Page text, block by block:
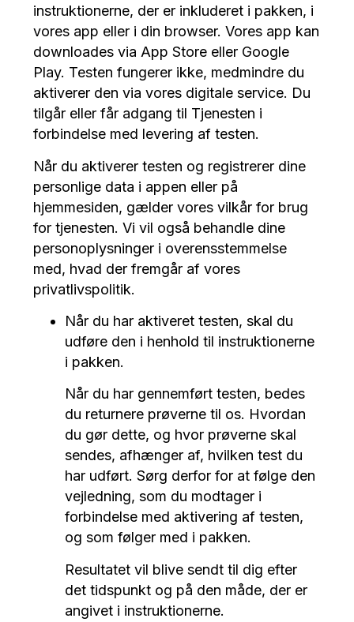
instruktionerne, der er inkluderet i pakken, i
vores app eller i din browser. Vores app kan
downloades via App Store eller Google
Play. Testen fungerer ikke, medmindre du
aktiverer den via vores digitale service. Du
tilgår eller får adgang til Tjenesten i
forbindelse med levering af testen.
Når du aktiverer testen og registrerer dine
personlige data i appen eller på
hjemmesiden, gælder vores vilkår for brug
for tjenesten. Vi vil også behandle dine
personoplysninger i overensstemmelse
med, hvad der fremgår af vores
privatlivspolitik.
Når du har aktiveret testen, skal du
udføre den i henhold til instruktionerne
i pakken.
Når du har gennemført testen, bedes
du returnere prøverne til os. Hvordan
du gør dette, og hvor prøverne skal
sendes, afhænger af, hvilken test du
har udført. Sørg derfor for at følge den
vejledning, som du modtager i
forbindelse med aktivering af testen,
og som følger med i pakken.
Resultatet vil blive sendt til dig efter
det tidspunkt og på den måde, der er
angivet i instruktionerne.